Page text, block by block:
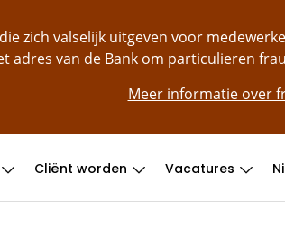
zich valselijk uitgeven voor
adres van de Bank om particulieren
Meer informatie over
Cliënt worden Vacatures